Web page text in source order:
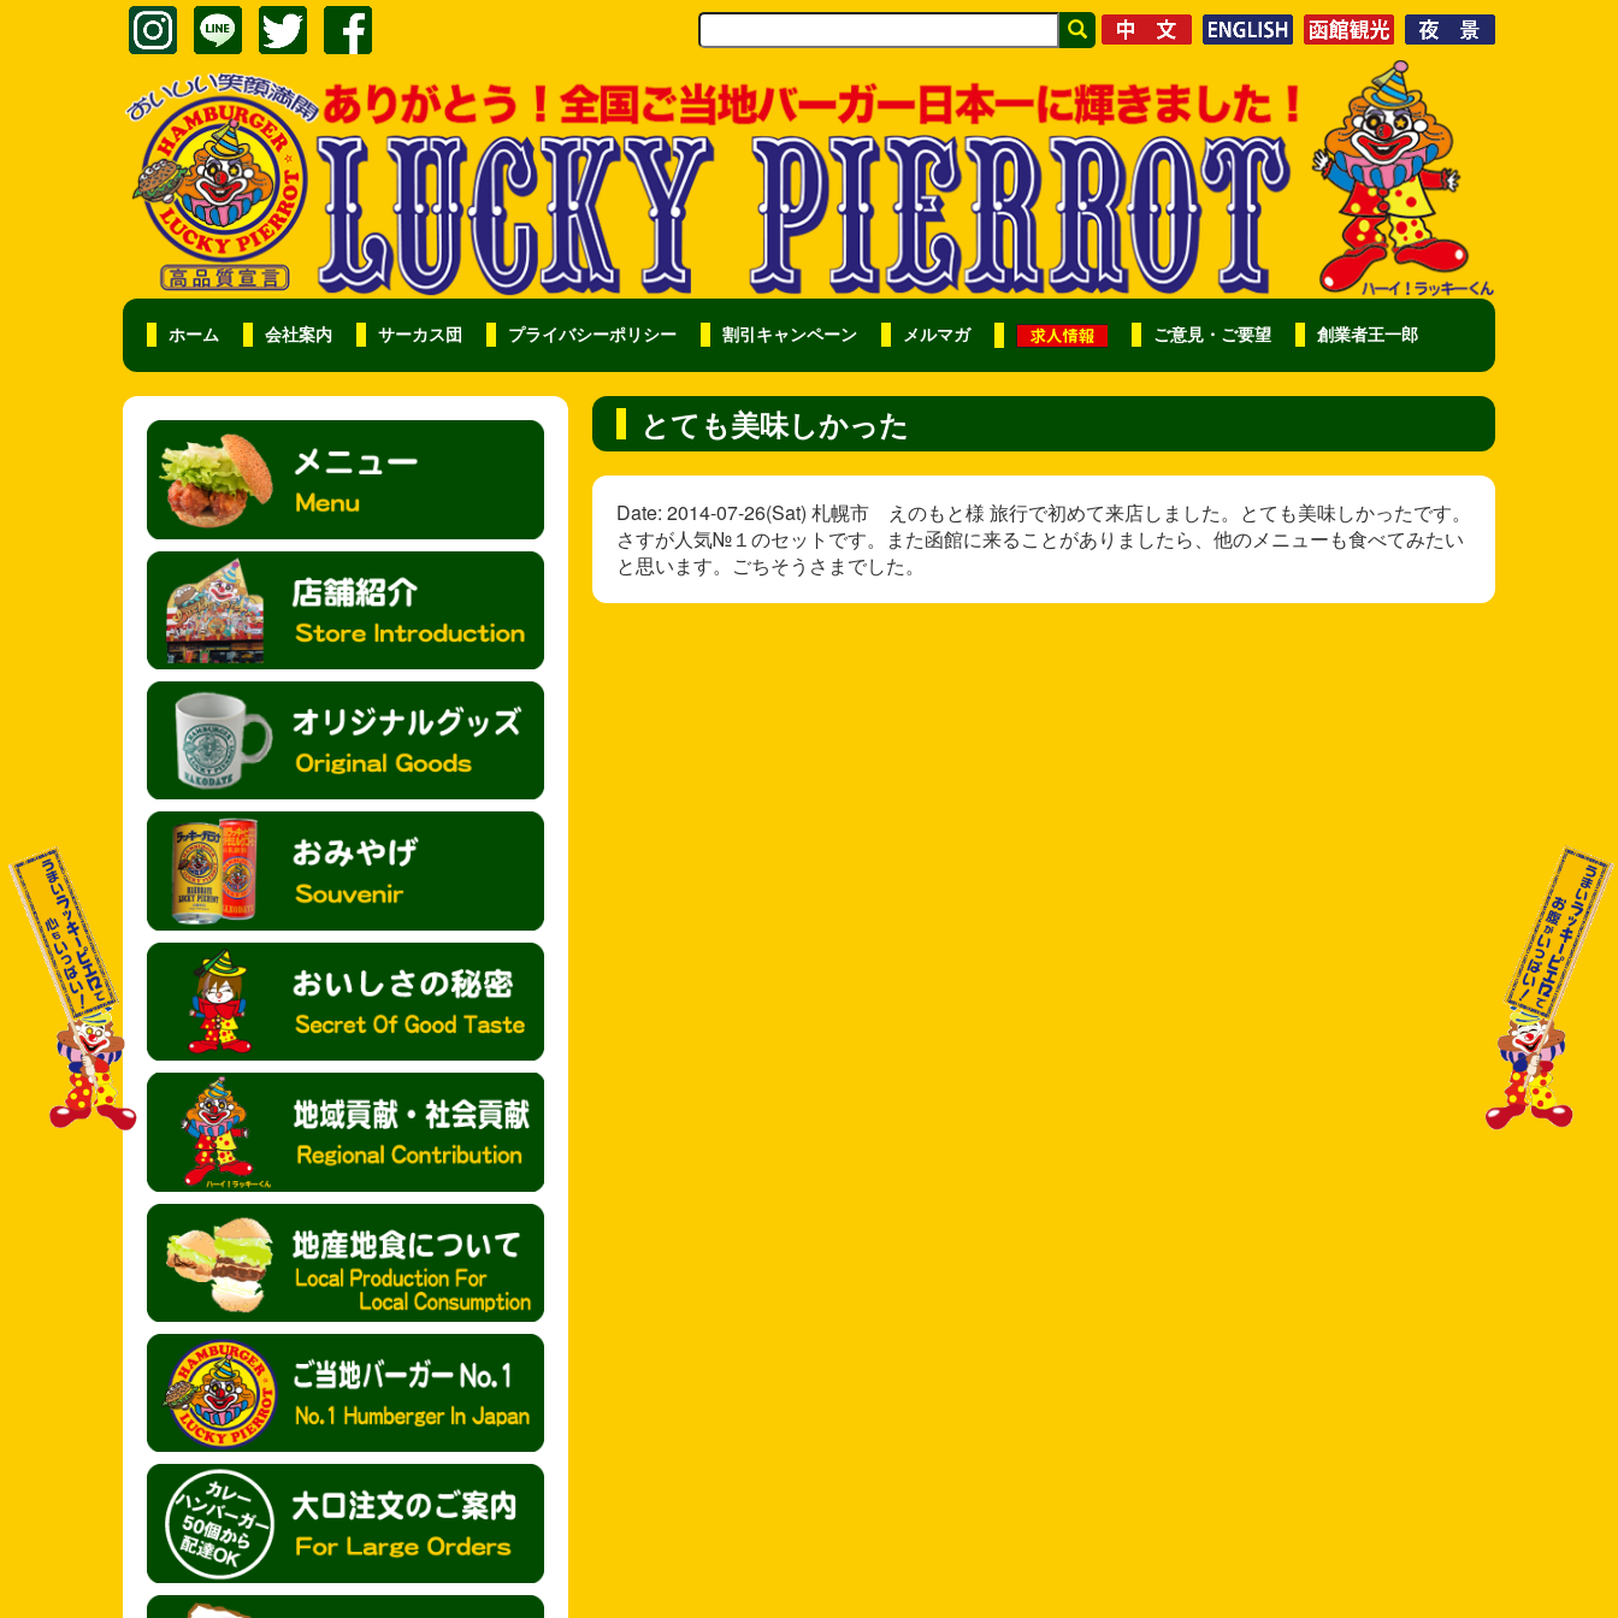
ホーム 会社案内 サーカス団 プライバシーポリシー 割引キャンペーン メルマガ ご意見・ご要望 創業者王一郎
とても美味しかった
Date: 2014-07-26(Sat) 札幌市 えのもと様 旅行で初めて来店しました。とても美味しかったです。
さすが人気№１のセットです。また函館に来ることがありましたら、他のメニューも食べてみたい
と思います。ごちそうさまでした。